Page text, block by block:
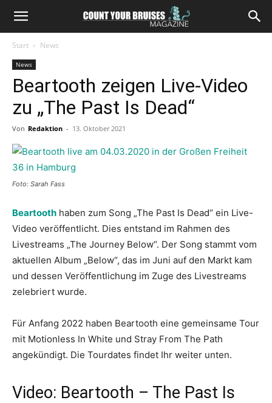
Start News
News
Beartooth zeigen Live-Video
zu „The Past Is Dead“
Von Redaktion - 13. Oktober 2021
Foto: Sarah Fass
Beartooth haben zum Song „The Past Is Dead“ ein Live-
Video veröffentlicht. Dies entstand im Rahmen des
Livestreams „The Journey Below“. Der Song stammt vom
aktuellen Album „Below“, das im Juni auf den Markt kam
und dessen Veröffentlichung im Zuge des Livestreams
zelebriert wurde.
Für Anfang 2022 haben Beartooth eine gemeinsame Tour
mit Motionless In White und Stray From The Path
angekündigt. Die Tourdates findet Ihr weiter unten.
Video: Beartooth – The Past Is